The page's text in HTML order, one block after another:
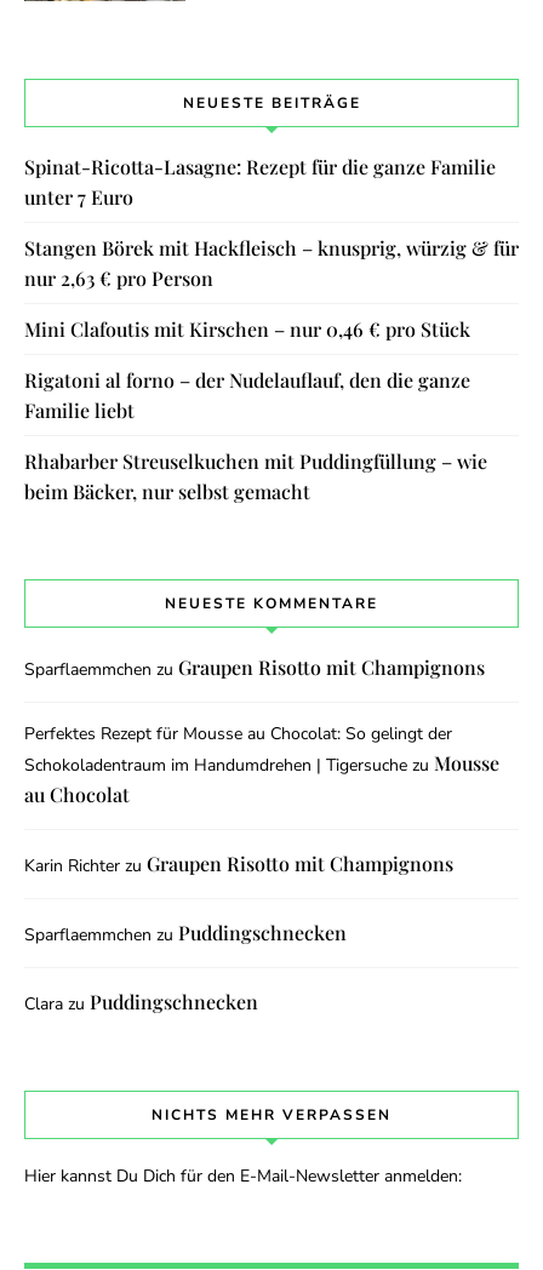
NEUESTE BEITRÄGE
Spinat-Ricotta-Lasagne: Rezept für die ganze Familie
unter 7 Euro
Stangen Börek mit Hackfleisch – knusprig, würzig & für
nur 2,63 € pro Person
Mini Clafoutis mit Kirschen – nur 0,46 € pro Stück
Rigatoni al forno – der Nudelauflauf, den die ganze
Familie liebt
Rhabarber Streuselkuchen mit Puddingfüllung – wie
beim Bäcker, nur selbst gemacht
NEUESTE KOMMENTARE
Sparflaemmchen zu Graupen Risotto mit Champignons
Perfektes Rezept für Mousse au Chocolat: So gelingt der
Schokoladentraum im Handumdrehen | Tigersuche zu Mousse
au Chocolat
Karin Richter zu Graupen Risotto mit Champignons
Sparflaemmchen zu Puddingschnecken
Clara zu Puddingschnecken
NICHTS MEHR VERPASSEN
Hier kannst Du Dich für den E-Mail-Newsletter anmelden: